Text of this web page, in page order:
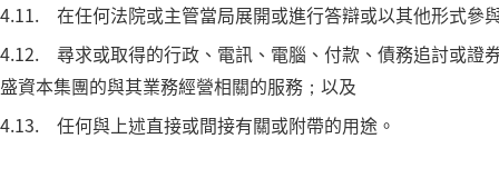
4.11. 在任何法院或主管當局展開或進行答辯或以其他形式參
4.12. 尋求或取得的行政、電訊、電腦、付款、債務追討或證
盛資本集團的與其業務經營相關的服務；以及
4.13. 任何與上述直接或間接有關或附帶的用途。